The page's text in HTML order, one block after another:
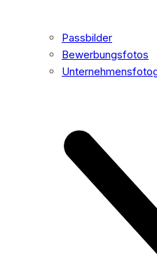
Passbilder
Bewerbungsfotos